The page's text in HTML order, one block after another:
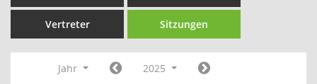
Vertreter Sitzungen
Jahr
2025